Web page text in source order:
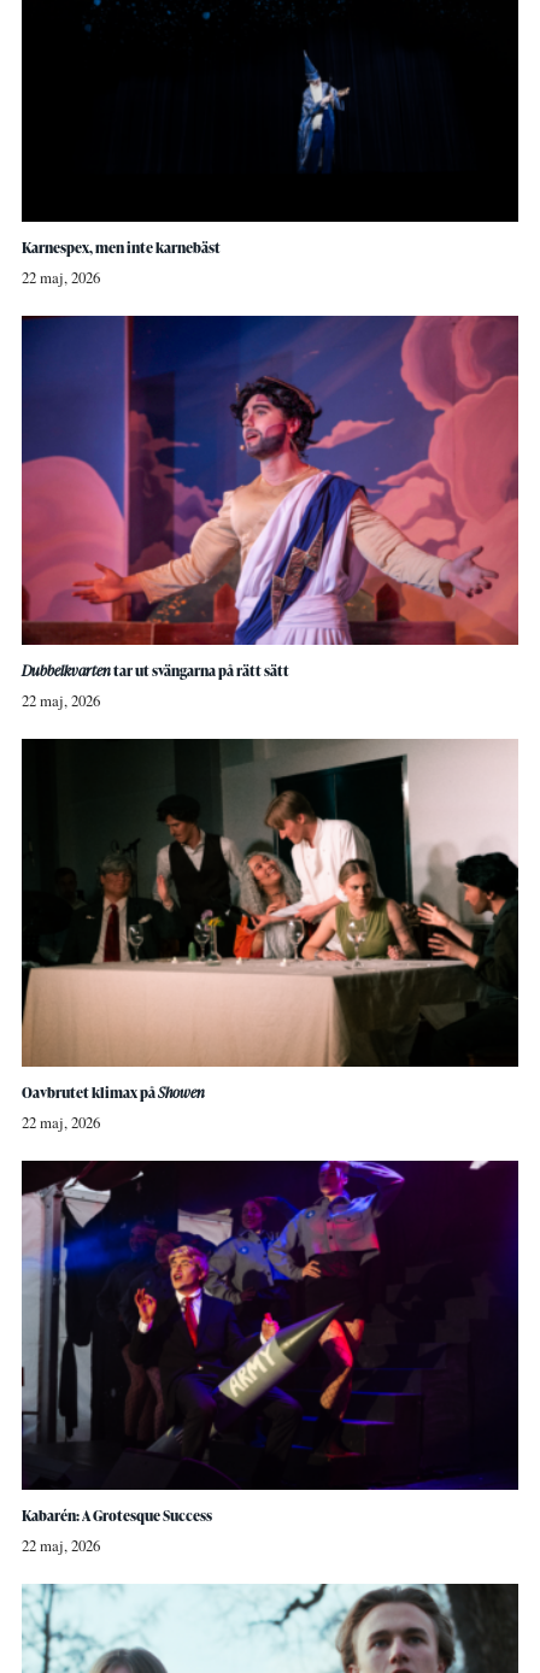
Karnespex, men inte karnebäst
22 maj, 2026
Dubbelkvartentar ut svängarna på rätt sätt
22 maj, 2026
Oavbrutet klimax påShowen
22 maj, 2026
Kabarén: A Grotesque Success
22 maj, 2026